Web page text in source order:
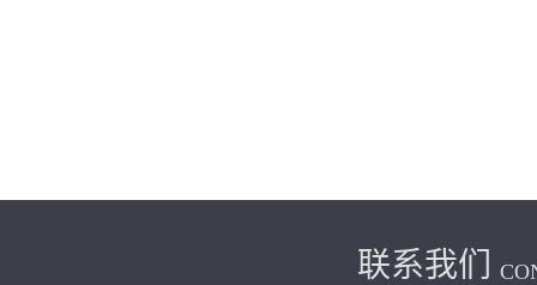
联系我们